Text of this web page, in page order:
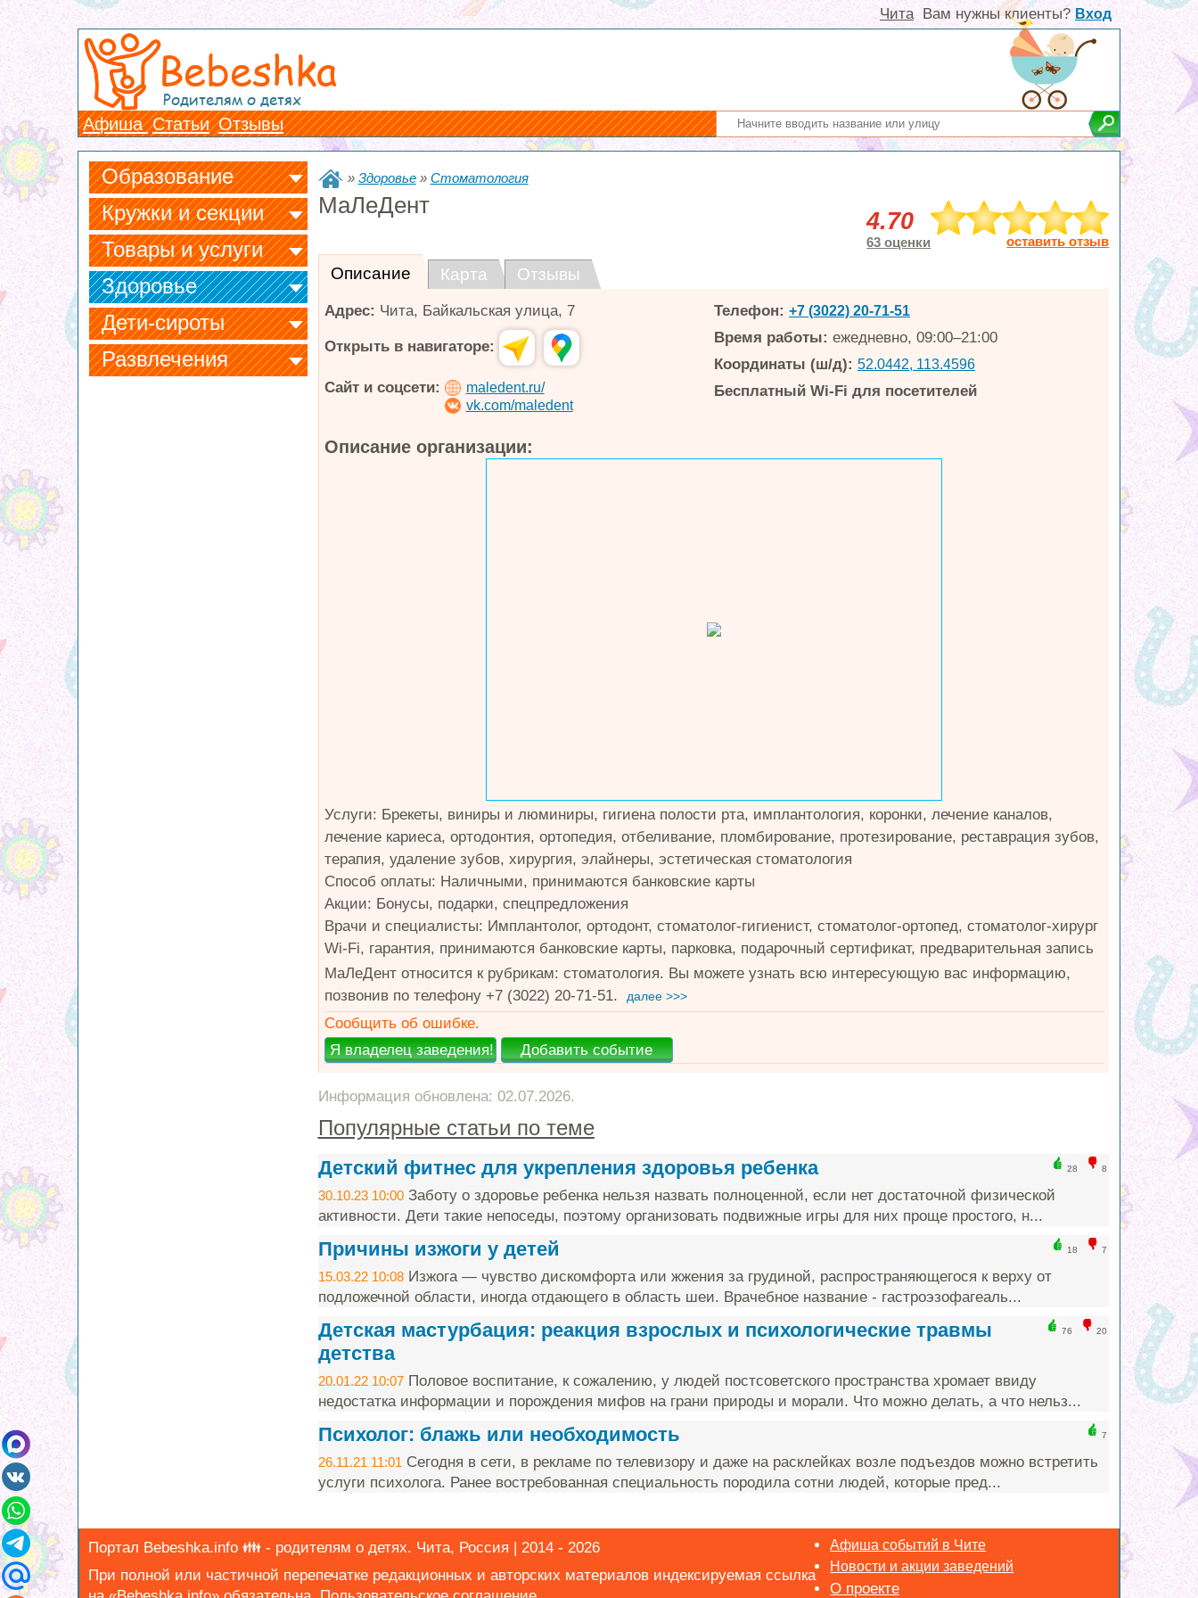
Вам нужны клиенты? Вход
Чита
Bebeshka
Родителям о детях
Афиша Статьи Отзывы
Образование
Кружки и секции
Товары и услуги
Здоровье
Дети-сироты
Развлечения
» Здоровье» Стоматология
МаЛеДент
4.70
63 оценки оставить отзыв
Описание Карта Отзывы
Адрес: Чита, Байкальская улица, 7
Открыть в навигаторе:
Сайт и соцсети:
maledent.ru/
vk.com/maledent
Телефон: +7 (3022) 20-71-51
Время работы: ежедневно, 09:00–21:00
Координаты (ш/д): 52.0442, 113.4596
Бесплатный Wi-Fi для посетителей
Описание организации:
Услуги: Брекеты, виниры и люминиры, гигиена полости рта, имплантология, коронки, лечение каналов,
лечение кариеса, ортодонтия, ортопедия, отбеливание, пломбирование, протезирование, реставрация зубов,
терапия, удаление зубов, хирургия, элайнеры, эстетическая стоматология
Способ оплаты: Наличными, принимаются банковские карты
Акции: Бонусы, подарки, спецпредложения
Врачи и специалисты: Имплантолог, ортодонт, стоматолог-гигиенист, стоматолог-ортопед, стоматолог-хирург
Wi-Fi, гарантия, принимаются банковские карты, парковка, подарочный сертификат, предварительная запись
МаЛеДент относится к рубрикам: стоматология. Вы можете узнать всю интересующую вас информацию,
позвонив по телефону +7 (3022) 20-71-51.
далее >>>
Сообщить об ошибке.
Информация обновлена: 02.07.2026.
Популярные статьи по теме
28 8
Детский фитнес для укрепления здоровья ребенка
30.10.23 10:00Заботу о здоровье ребенка нельзя назвать полноценной, если нет достаточной физической
активности. Дети такие непоседы, поэтому организовать подвижные игры для них проще простого, н...
18 7
Причины изжоги у детей
15.03.22 10:08Изжога — чувство дискомфорта или жжения за грудиной, распространяющегося к верху от
подложечной области, иногда отдающего в область шеи. Врачебное название - гастроэзофагеаль...
76 20
Детская мастурбация: реакция взрослых и психологические травмы
детства
20.01.22 10:07Половое воспитание, к сожалению, у людей постсоветского пространства хромает ввиду
недостатка информации и порождения мифов на грани природы и морали. Что можно делать, а что нельз...
7
Психолог: блажь или необходимость
26.11.21 11:01Сегодня в сети, в рекламе по телевизору и даже на расклейках возле подъездов можно встретить
услуги психолога. Ранее востребованная специальность породила сотни людей, которые пред...
Портал Bebeshka.info 👪 - родителям о детях. Чита, Россия | 2014 - 2026
При полной или частичной перепечатке редакционных и авторских материалов индексируемая ссылка
Афиша событий в Чите
Новости и акции заведений